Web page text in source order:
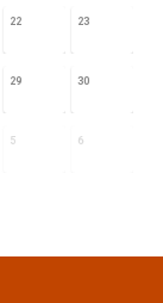
22 23
29 30
5 6